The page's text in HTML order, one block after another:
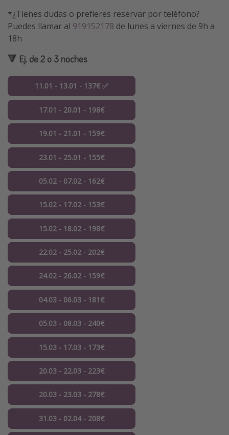
*¿Tienes dudas o prefieres reservar por teléfono?
Puedes llamar al 919152178 de lunes a viernes de 9h a
18h
🔻 Ej. de 2 o 3 noches
11.01 - 13.01 - 137€ ✅
17.01 - 20.01 - 198€
19.01 - 21.01 - 159€
23.01 - 25.01 - 155€
05.02 - 07.02 - 162€
15.02 - 17.02 - 153€
15.02 - 18.02 - 198€
22.02 - 25.02 - 202€
24.02 - 26.02 - 159€
04.03 - 06.03 - 181€
05.03 - 08.03 - 240€
15.03 - 17.03 - 173€
20.03 - 22.03 - 223€
20.03 - 23.03 - 278€
31.03 - 02.04 - 208€